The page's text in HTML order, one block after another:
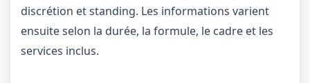
discrétion et standing. Les informations varient
ensuite selon la durée, la formule, le cadre et les
services inclus.